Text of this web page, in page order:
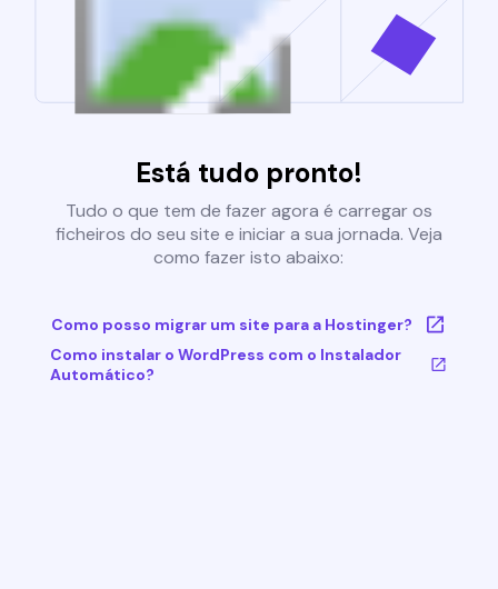
Está tudo pronto!
Tudo o que tem de fazer agora é carregar os
ficheiros do seu site e iniciar a sua jornada. Veja
como fazer isto abaixo:
Como posso migrar um site para a Hostinger?
Como instalar o WordPress com o Instalador
Automático?